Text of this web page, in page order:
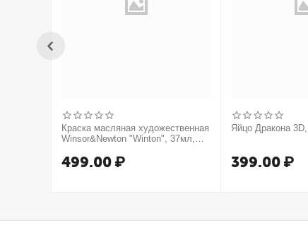
Краска масляная художественная
Winsor&Newton "Winton", 37мл,
499.00 ₽
Яйцо Дракона
399.00 ₽